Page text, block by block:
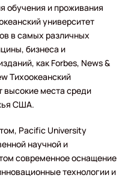
обучения и проживания
университет
в самых различных
бизнеса и
как Forbes, News &
Тихоокеанский
высокие места среди
США.
Pacific University
научной и
современное оснащение
технологии и